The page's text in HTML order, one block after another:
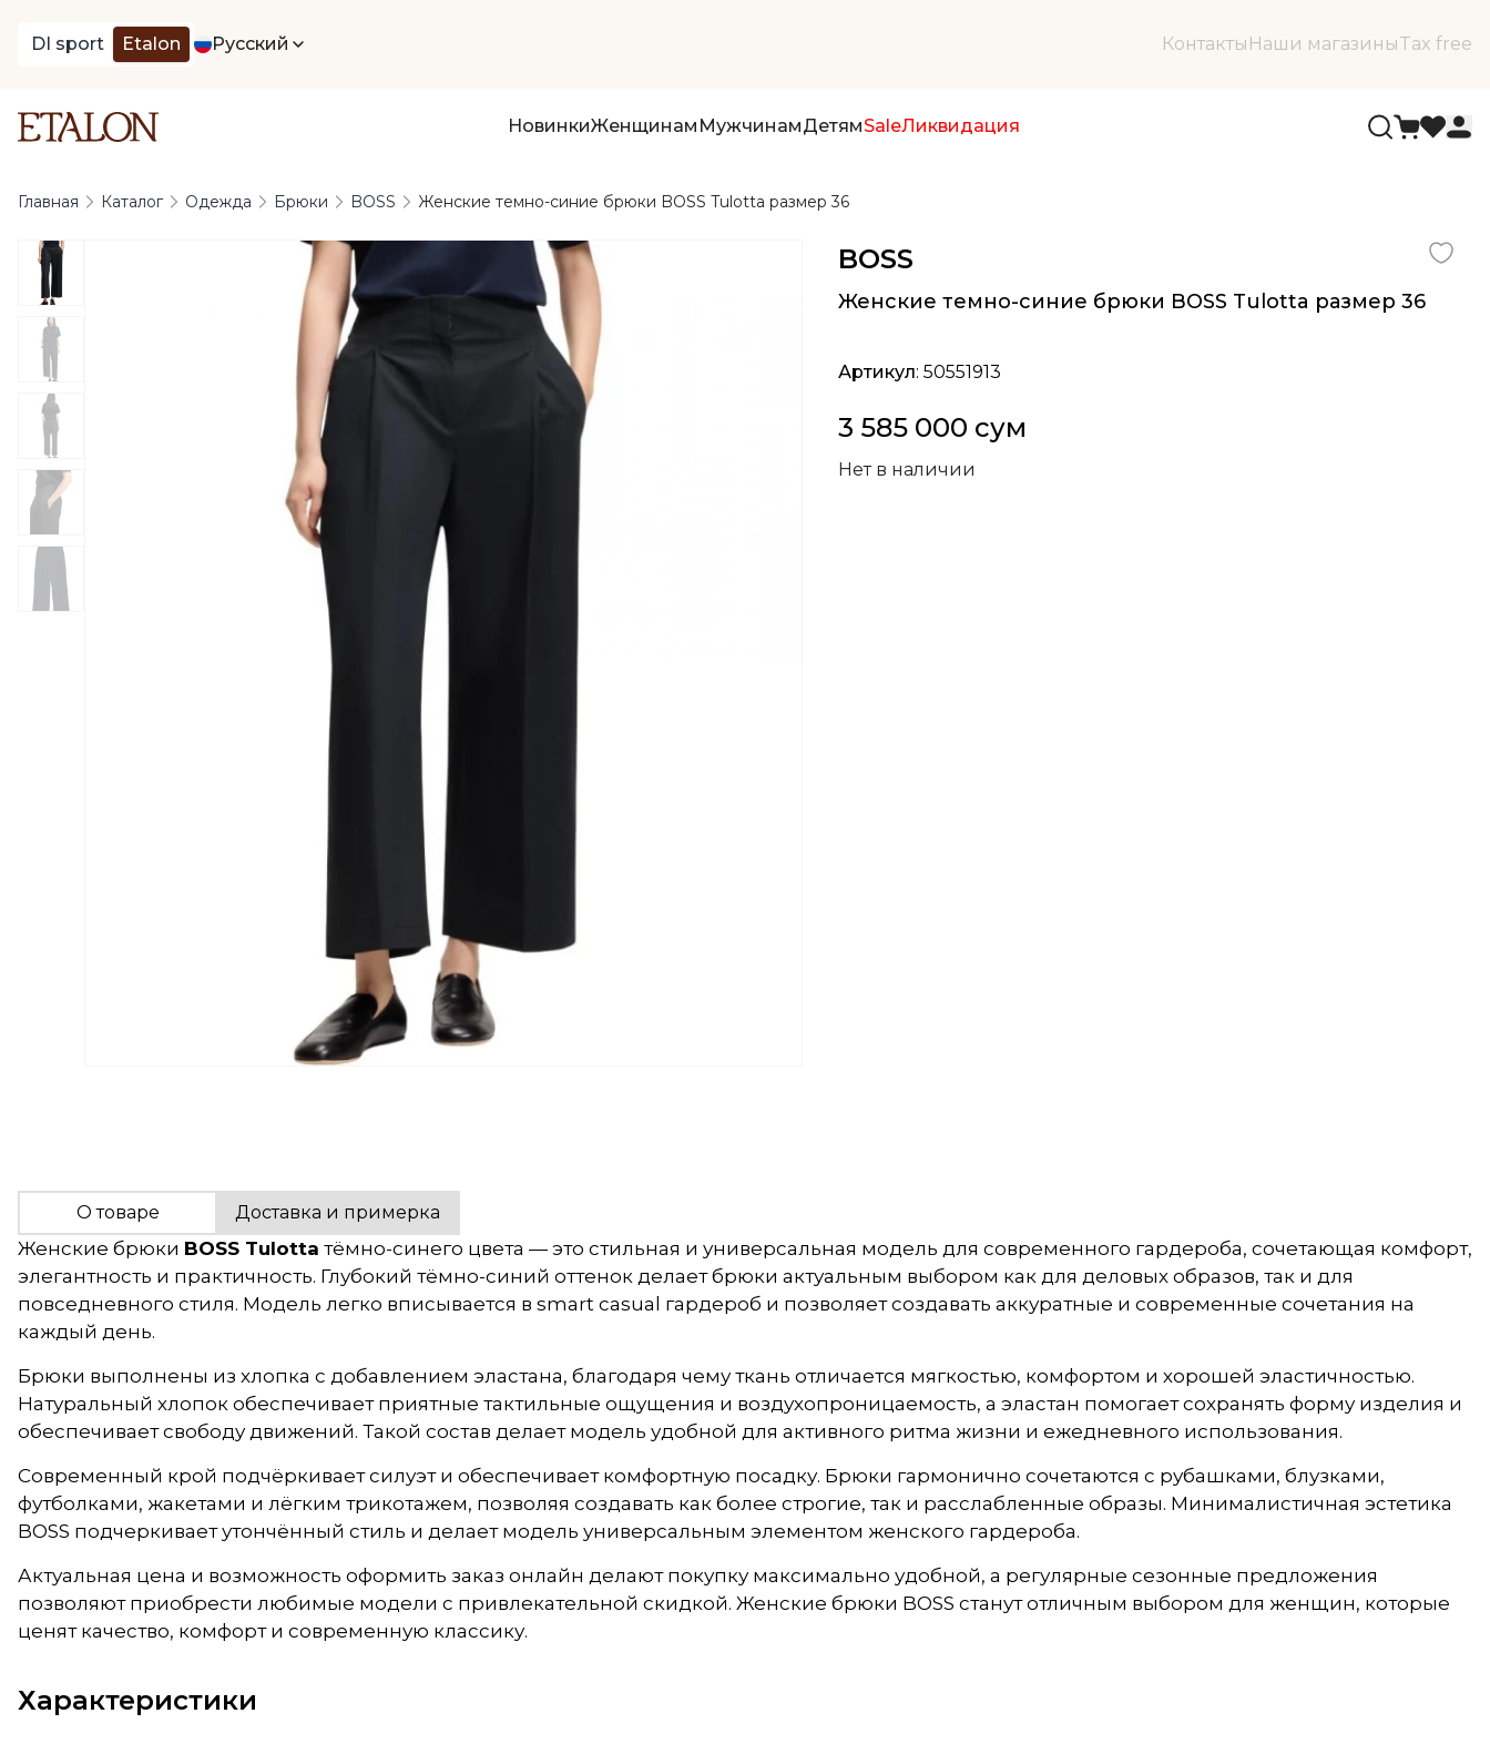
DI sport Etalon Русский Контакты Наши магазиныTax free
НовинкиЖенщинам МужчинамДетямSaleЛиквидация
Главная Каталог Одежда Брюки BOSS Женские темно-синие брюки BOSS Tulotta размер 36
BOSS
Женские темно-синие брюки BOSS Tulotta размер 36
Артикул: 50551913
3 585 000 сум
Нет в наличии
О товаре Доставка и примерка
Женские брюки BOSS Tulotta тёмно-синего цвета — это стильная и универсальная модель для современного гардероба, сочетающая комфорт,
элегантность и практичность. Глубокий тёмно-синий оттенок делает брюки актуальным выбором как для деловых образов, так и для
повседневного стиля. Модель легко вписывается в smart casual гардероб и позволяет создавать аккуратные и современные сочетания на
каждый день.
Брюки выполнены из хлопка с добавлением эластана, благодаря чему ткань отличается мягкостью, комфортом и хорошей эластичностью.
Натуральный хлопок обеспечивает приятные тактильные ощущения и воздухопроницаемость, а эластан помогает сохранять форму изделия и
обеспечивает свободу движений. Такой состав делает модель удобной для активного ритма жизни и ежедневного использования.
Современный крой подчёркивает силуэт и обеспечивает комфортную посадку. Брюки гармонично сочетаются с рубашками, блузками,
футболками, жакетами и лёгким трикотажем, позволяя создавать как более строгие, так и расслабленные образы. Минималистичная эстетика
BOSS подчеркивает утончённый стиль и делает модель универсальным элементом женского гардероба.
Актуальная цена и возможность оформить заказ онлайн делают покупку максимально удобной, а регулярные сезонные предложения
позволяют приобрести любимые модели с привлекательной скидкой. Женские брюки BOSS станут отличным выбором для женщин, которые
ценят качество, комфорт и современную классику.
Характеристики